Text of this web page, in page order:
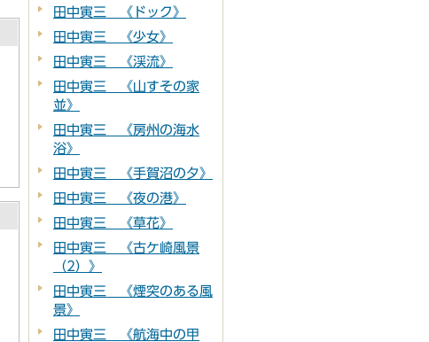
田中寅三 《ドック》
田中寅三 《少女》
田中寅三 《渓流》
田中寅三 《山すその家
並》
田中寅三 《房州の海水
浴》
田中寅三 《手賀沼の夕》
田中寅三 《夜の港》
田中寅三 《草花》
田中寅三 《古ケ崎風景
（2）》
田中寅三 《煙突のある風
景》
田中寅三 《航海中の甲